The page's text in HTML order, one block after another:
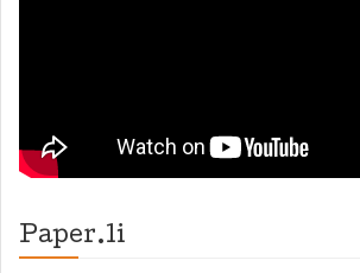
Paper.li